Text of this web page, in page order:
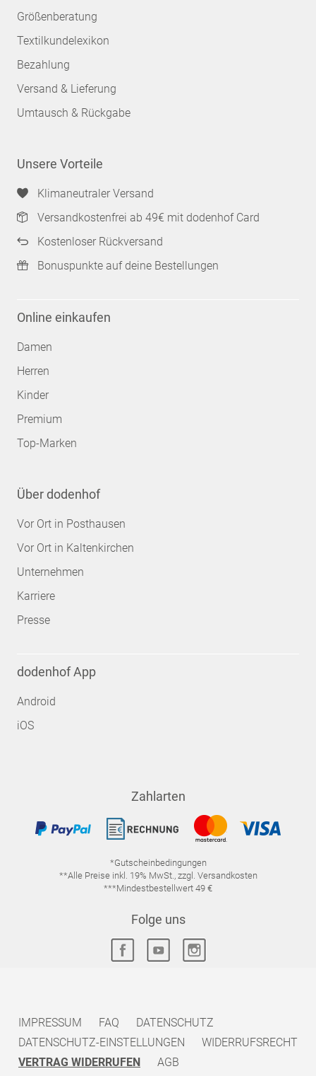
Größenberatung
Textilkundelexikon
Bezahlung
Versand & Lieferung
Umtausch & Rückgabe
Unsere Vorteile
Klimaneutraler Versand
Versandkostenfrei ab 49€ mit dodenhof Card
Kostenloser Rückversand
Bonuspunkte auf deine Bestellungen
Online einkaufen
Damen
Herren
Kinder
Premium
Top-Marken
Über dodenhof
Vor Ort in Posthausen
Vor Ort in Kaltenkirchen
Unternehmen
Karriere
Presse
dodenhof App
Android
iOS
Zahlarten
*Gutscheinbedingungen
**Alle Preise inkl. 19% MwSt., zzgl. Versandkosten
***Mindestbestellwert 49 €
Folge uns
IMPRESSUM FAQ
DATENSCHUTZ
DATENSCHUTZ-EINSTELLUNGEN
WIDERRUFSRECHT
VERTRAG WIDERRUFEN
AGB